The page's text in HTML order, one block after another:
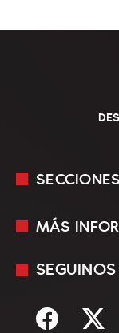
SECCIONES
En Vivo
Sociedad
MÁS
Mediakit
Términos y
SEGUINOS